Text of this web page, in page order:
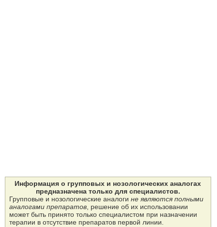
Информация о групповых и нозологических аналогах
предназначена только для специалистов.
Групповые и нозологические аналоги не являются полными
аналогами препаратов, решение об их использовании
может быть принято только специалистом при назначении
терапии в отсутствие препаратов первой линии.